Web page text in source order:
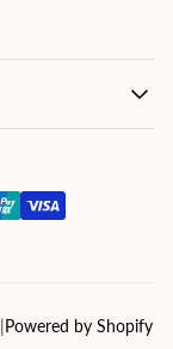
|Powered by Shopify